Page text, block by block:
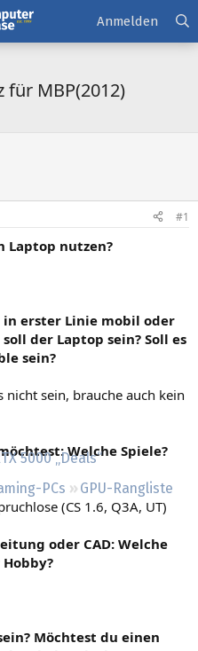
5000 „Deals“
PCs
GPU-Rangliste
Anmelden
für MBP(2012)
#1
Laptop nutzen?
in erster Linie mobil oder
der Laptop sein? Soll es
sein?
sein, brauche auch kein
Welche Spiele?
(CS 1.6, Q3A, UT)
oder CAD: Welche
Möchtest du einen